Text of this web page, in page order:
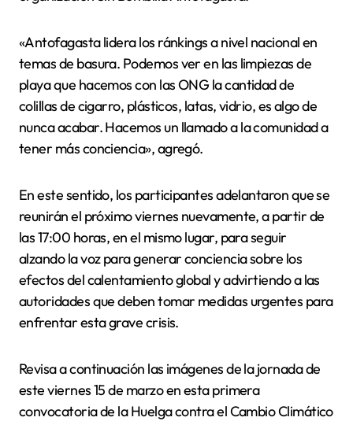
«Antofagasta lidera los ránkings a nivel nacional en
temas de basura. Podemos ver en las limpiezas de
playa que hacemos con las ONG la cantidad de
colillas de cigarro, plásticos, latas, vidrio, es algo de
nunca acabar. Hacemos un llamado a la comunidad a
tener más conciencia», agregó.
En este sentido, los participantes adelantaron que se
reunirán el próximo viernes nuevamente, a partir de
las 17:00 horas, en el mismo lugar, para seguir
alzando la voz para generar conciencia sobre los
efectos del calentamiento global y advirtiendo a las
autoridades que deben tomar medidas urgentes para
enfrentar esta grave crisis.
Revisa a continuación las imágenes de la jornada de
este viernes 15 de marzo en esta primera
convocatoria de la Huelga contra el Cambio Climático